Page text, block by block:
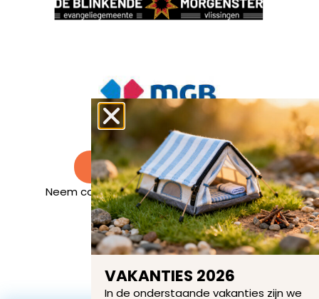
Steun ons en help mee
Neem contact met ons op via het contact
formulier of emailadres.
VAKANTIES 2026
In de onderstaande vakanties zijn we